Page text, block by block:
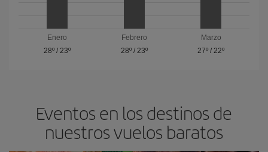
Enero
28º/ 23º
Febrero
28º/ 23º
Marzo
27º / 22º
Eventos en los destinos de
nuestros vuelos baratos